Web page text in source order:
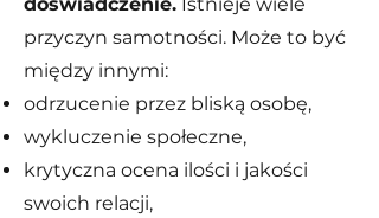
przyczyn samotności. Może to być
między innymi:
odrzucenie przez bliską osobę,
wykluczenie społeczne,
krytyczna ocena ilości i jakości
swoich relacji,